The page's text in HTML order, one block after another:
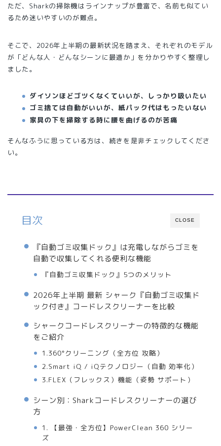
ただ、Sharkの掃除機はラインナップが豊富で、名前も似てい
るため迷いやすいのが難点。
そこで、2026年上半期の最新状況を踏まえ、それぞれのモデル
が「どんな人・どんなシーンに最適か」を分かりやすく整理し
ました。
ダイソンほどゴツくなくていいが、しっかり吸いたい
ゴミ捨ては自動がいいが、紙パック代はもったいない
家具の下を掃除する時に腰を曲げるのが苦痛
そんなふうに思っている方は、続きを是非チェックしてくださ
い。
CLOSE
目次
『自動ゴミ収集ドック』は充電しながらゴミを
自動で収集してくれる便利な機能
『自動ゴミ収集ドック』5つのメリット
2026年上半期 最新 シャーク『自動ゴミ収集ド
ック付き』コードレスクリーナーを比較
シャークコードレスクリーナーの特徴的な機能
をご紹介
1.360°クリーニング（全方位 攻略）
2.Smart iQ / iQテクノロジー（自動 効率化）
3.FLEX（フレックス）機能（姿勢 サポート）
シーン別：Sharkコードレスクリーナーの選び
方
1. 【最強・全方位】PowerClean 360 シリー
ズ